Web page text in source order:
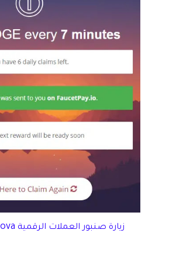
زيارة صنبور العملات الرقمية